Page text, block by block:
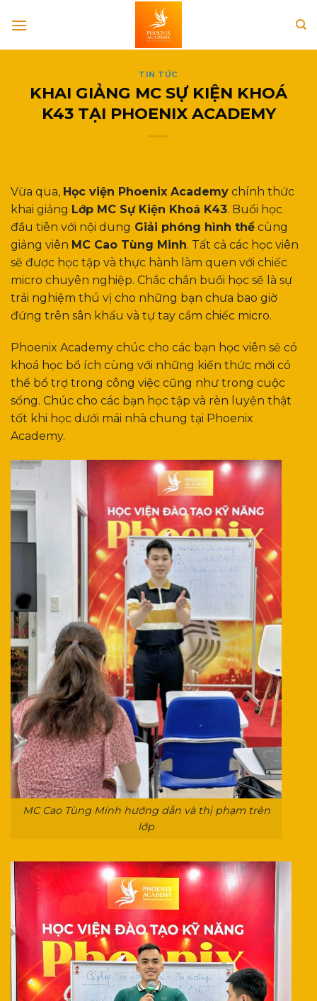
TIN TỨC
KHAI GIẢNG MC SỰ KIỆN KHOÁ
K43 TẠI PHOENIX ACADEMY
Vừa qua, Học viện Phoenix Academy chính thức
khai giảng Lớp MC Sự Kiện Khoá K43. Buổi học
đầu tiên với nội dung Giải phóng hình thể cùng
giảng viên MC Cao Tùng Minh. Tất cả các học viên
sẽ được học tập và thực hành làm quen với chiếc
micro chuyên nghiệp. Chắc chắn buổi học sẽ là sự
trải nghiệm thú vị cho những bạn chưa bao giờ
đứng trên sân khấu và tự tay cầm chiếc micro.
Phoenix Academy chúc cho các bạn học viên sẽ có
khoá học bổ ích cùng với những kiến thức mới có
thể bổ trợ trong công việc cũng như trong cuộc
sống. Chúc cho các bạn học tập và rèn luyện thật
tốt khi học dưới mái nhà chung tại Phoenix
Academy.
MC Cao Tùng Minh hướng dẫn và thị phạm trên
lớp